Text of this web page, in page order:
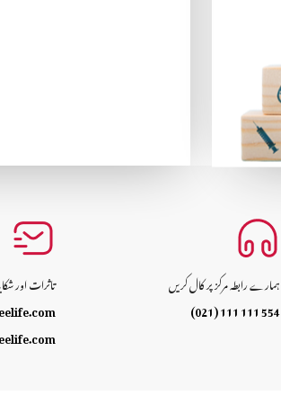
تاثرات اور
ہمارے رابطہ مرکز پر کال کریں
(021) 111 111 554